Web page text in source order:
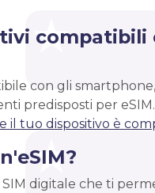
compatibili
con gli
predisposti per eSIM.
il tuo dispositivo è
SIM digitale che ti